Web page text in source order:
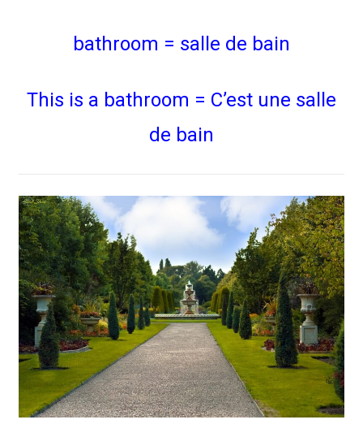
bathroom = salle de bain
This is a bathroom = C’est une salle
de bain